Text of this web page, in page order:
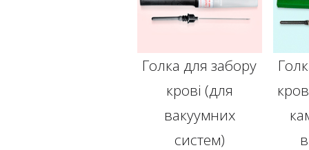
Голка для забору
крові (для
вакуумних
систем)